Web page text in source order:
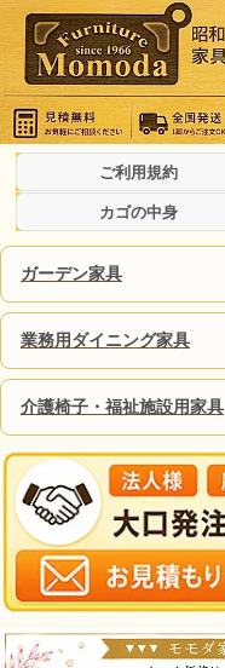
ご利用規約
カゴの中身
ガーデン家具
業務用ダイニング家具
介護椅子・福祉施設用家具